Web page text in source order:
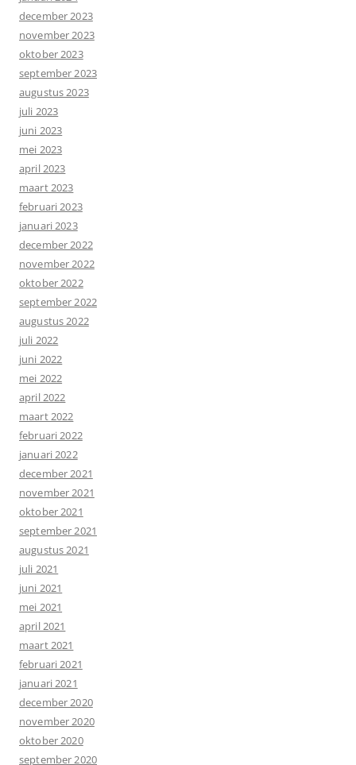
december 2023
november 2023
oktober 2023
september 2023
augustus 2023
juli 2023
juni 2023
mei 2023
april 2023
maart 2023
februari 2023
januari 2023
december 2022
november 2022
oktober 2022
september 2022
augustus 2022
juli 2022
juni 2022
mei 2022
april 2022
maart 2022
februari 2022
januari 2022
december 2021
november 2021
oktober 2021
september 2021
augustus 2021
juli 2021
juni 2021
mei 2021
april 2021
maart 2021
februari 2021
januari 2021
december 2020
november 2020
oktober 2020
september 2020